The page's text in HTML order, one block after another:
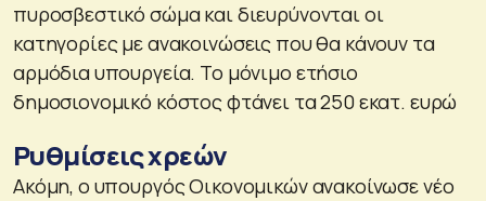
πυροσβεστικό σώμα και διευρύνονται οι
κατηγορίες με ανακοινώσεις που θα κάνουν τα
αρμόδια υπουργεία. Το μόνιμο ετήσιο
δημοσιονομικό κόστος φτάνει τα 250 εκατ. ευρώ
Ρυθμίσεις χρεών
Ακόμη, ο υπουργός Οικονομικών ανακοίνωσε νέο